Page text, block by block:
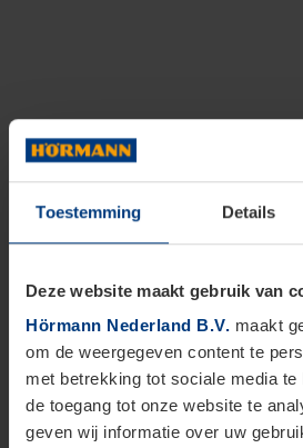
Toestemming Details
Deze website maakt gebruik van
Hörmann Nederland B.V. maakt
om de weergegeven content te
met betrekking tot sociale media te
de toegang tot onze website te
geven wij informatie over uw